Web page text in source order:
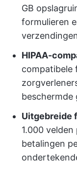
GB
formulieren
HIPAA-
compatibele
beschermde
Uitgebreide
1.000
betalingen